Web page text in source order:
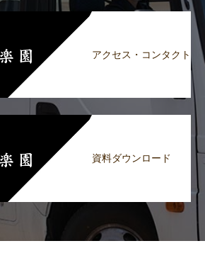
アクセス・コンタクト
資料ダウンロード